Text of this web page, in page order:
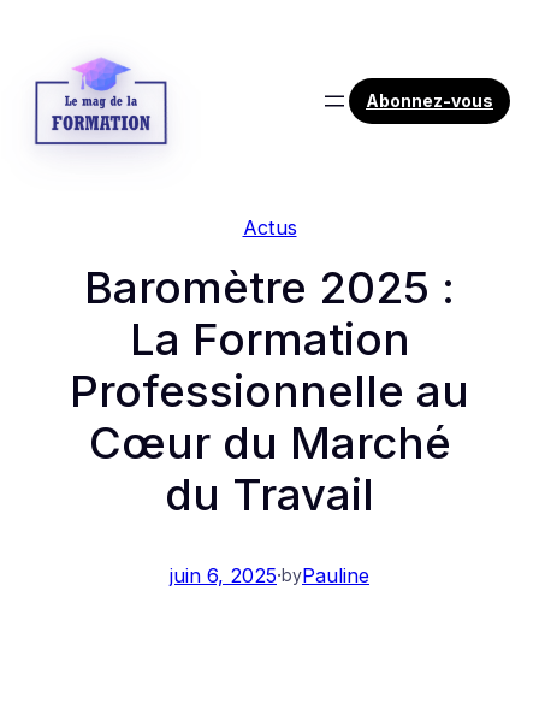
contenu
Abonnez-vous
Actus
Baromètre 2025 :
La Formation
Professionnelle au
Cœur du Marché
du Travail
juin 6, 2025·byPauline